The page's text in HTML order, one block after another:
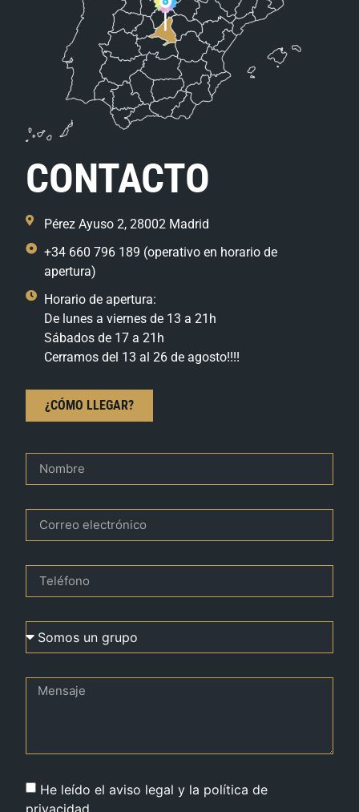
CONTACTO
Pérez Ayuso 2, 28002 Madrid
+34 660 796 189 (operativo en horario de
apertura)
Horario de apertura:
De lunes a viernes de 13 a 21h
Sábados de 17 a 21h
Cerramos del 13 al 26 de agosto!!!!
¿CÓMO LLEGAR?
He leído el aviso legal y la política de
privacidad